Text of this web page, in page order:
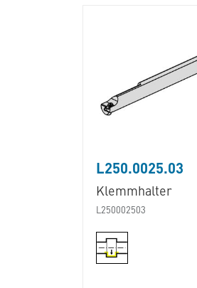
L250.0025.03
Klemmhalter
L250002503